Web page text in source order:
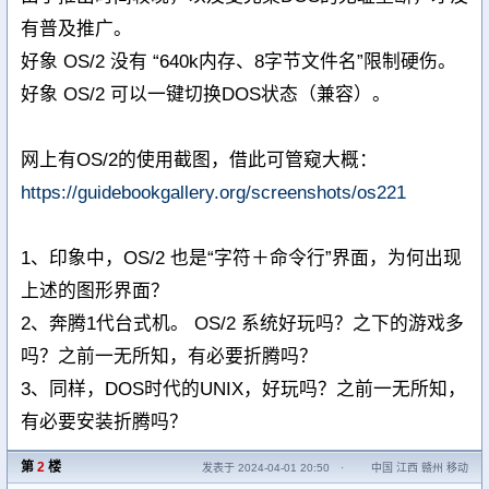
有普及推广。
好象 OS/2 没有 “640k内存、8字节文件名”限制硬伤。
好象 OS/2 可以一键切换DOS状态（兼容）。
网上有OS/2的使用截图，借此可管窥大概：
https://guidebookgallery.org/screenshots/os221
1、印象中，OS/2 也是“字符＋命令行”界面，为何出现
上述的图形界面？
2、奔腾1代台式机。 OS/2 系统好玩吗？之下的游戏多
吗？之前一无所知，有必要折腾吗？
3、同样，DOS时代的UNIX，好玩吗？之前一无所知，
有必要安装折腾吗？
第 2 楼 发表于 2024-04-01 20:50 · 中国 江西 赣州 移动